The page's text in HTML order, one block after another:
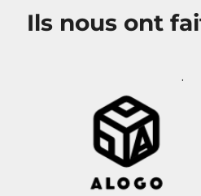
Ils nous ont
.